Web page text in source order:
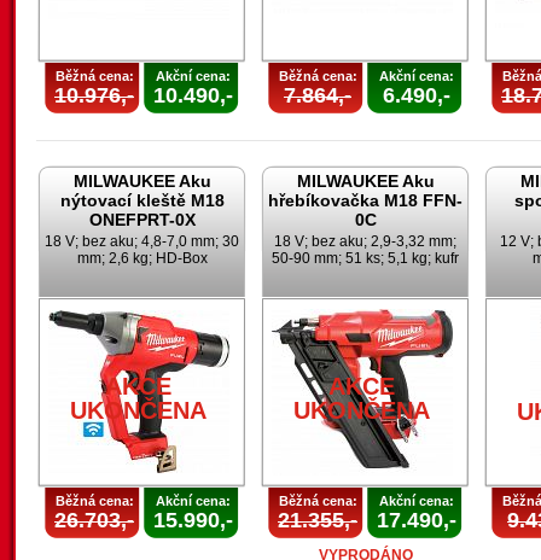
Běžná cena:
10.976,-
Akční cena:
10.490,-
Běžná cena:
7.864,-
Akční cena:
6.490,-
MILWAUKEE Aku
nýtovací kleště M18
ONEFPRT-0X
18 V; bez aku; 4,8-7,0 mm; 30
mm; 2,6 kg; HD-Box
AKCE
UKONČENA
Běžná cena:
26.703,-
Akční cena:
15.990,-
MILWAUKEE Aku
hřebíkovačka M18 FFN-
0C
18 V; bez aku; 2,9-3,32 mm;
50-90 mm; 51 ks; 5,1 kg; kufr
AKCE
UKONČENA
Běžná cena:
21.355,-
Akční cena:
17.490,-
VYPRODÁNO
12 V;